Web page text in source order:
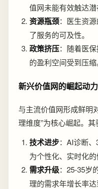
值网未能有效触达潜
资源瓶颈：医生资
了服务的可及性。
政策挤压：随着医
的盈利空间受到压缩
新兴价值网的崛起动
与主流价值网形成鲜明
理维度”为核心崛起。其
技术进步：AI诊断、
为个性化、实时化的
需求升级：25-35岁
理的需求年增长率